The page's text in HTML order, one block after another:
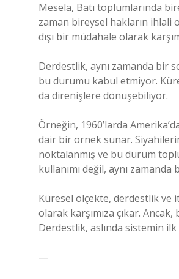
Mesela, Batı toplumlarında
zaman bireysel hakların ihlali
dışı bir müdahale olarak
Derdestlik, aynı zamanda bir
bu durumu kabul etmiyor.
da direnişlere dönüşebiliyor.
Örneğin, 1960’larda
dair bir örnek sunar.
noktalanmış ve bu durum
kullanımı değil, aynı
Küresel ölçekte, derdestlik ve
olarak karşımıza çıkar.
Derdestlik, aslında sistemin ilk
—